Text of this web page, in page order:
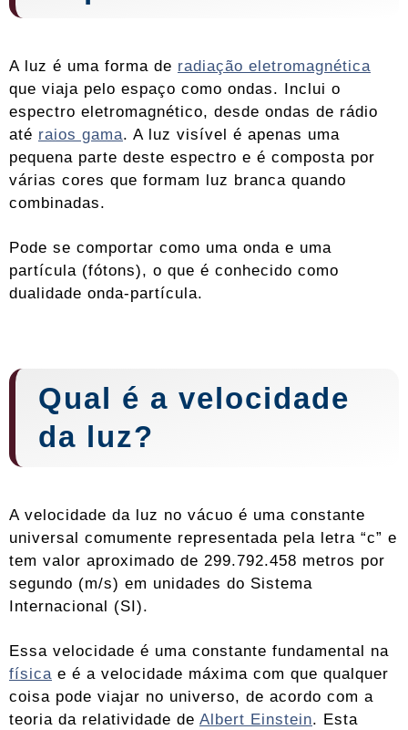
A luz é uma forma de radiação eletromagnética
que viaja pelo espaço como ondas. Inclui o
espectro eletromagnético, desde ondas de rádio
até raios gama. A luz visível é apenas uma
pequena parte deste espectro e é composta por
várias cores que formam luz branca quando
combinadas.
Pode se comportar como uma onda e uma
partícula (fótons), o que é conhecido como
dualidade onda-partícula.
Qual é a velocidade
da luz?
A velocidade da luz no vácuo é uma constante
universal comumente representada pela letra “c” e
tem valor aproximado de 299.792.458 metros por
segundo (m/s) em unidades do Sistema
Internacional (SI).
Essa velocidade é uma constante fundamental na
física e é a velocidade máxima com que qualquer
coisa pode viajar no universo, de acordo com a
teoria da relatividade de Albert Einstein. Esta